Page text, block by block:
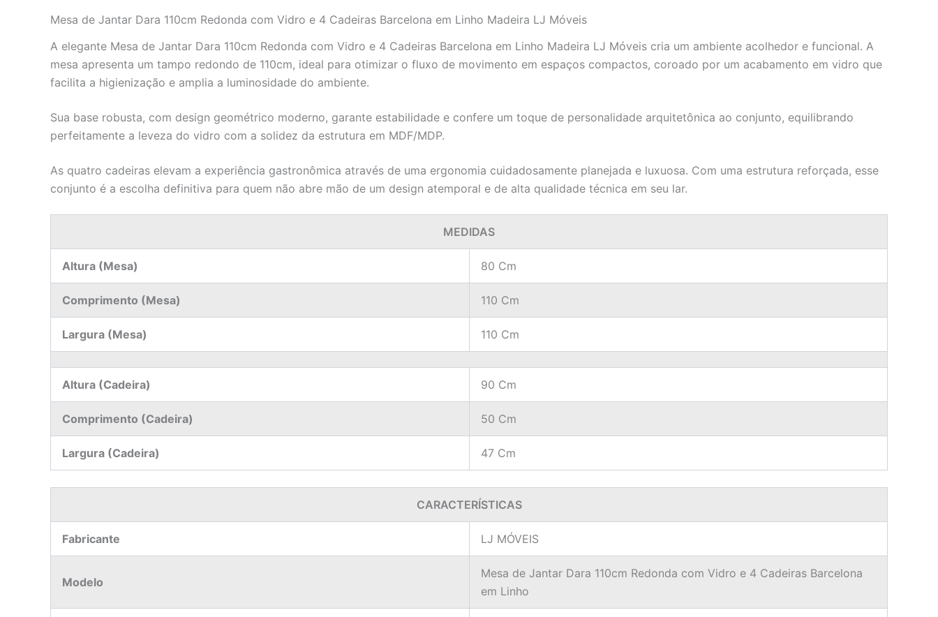
Mesa de Jantar Dara 110cm Redonda com Vidro e 4 Cadeiras Barcelona em Linho Madeira LJ Móveis
A elegante Mesa de Jantar Dara 110cm Redonda com Vidro e 4 Cadeiras Barcelona em Linho Madeira LJ Móveis cria um ambiente acolhedor e funcional. A
mesa apresenta um tampo redondo de 110cm, ideal para otimizar o fluxo de movimento em espaços compactos, coroado por um acabamento em vidro que
facilita a higienização e amplia a luminosidade do ambiente.
Sua base robusta, com design geométrico moderno, garante estabilidade e confere um toque de personalidade arquitetônica ao conjunto, equilibrando
perfeitamente a leveza do vidro com a solidez da estrutura em MDF/MDP.
As quatro cadeiras elevam a experiência gastronômica através de uma ergonomia cuidadosamente planejada e luxuosa. Com uma estrutura reforçada, esse
conjunto é a escolha definitiva para quem não abre mão de um design atemporal e de alta qualidade técnica em seu lar.
MEDIDAS
Altura (Mesa) 80 Cm
Comprimento (Mesa) 110 Cm
Largura (Mesa) 110 Cm
Altura (Cadeira) 90 Cm
Comprimento (Cadeira) 50 Cm
Largura (Cadeira) 47 Cm
CARACTERÍSTICAS
Fabricante LJ MÓVEIS
Modelo
Mesa de Jantar Dara 110cm Redonda com Vidro e 4 Cadeiras Barcelona
em Linho